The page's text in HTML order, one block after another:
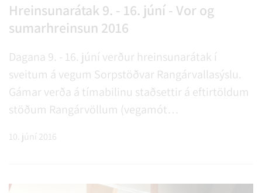
Hreinsunarátak 9. - 16. júní - Vor og
sumarhreinsun 2016
Dagana 9. - 16. júní verður hreinsunarátak í
sveitum á vegum Sorpstöðvar Rangárvallasýslu.
Gámar verða á tímabilinu staðsettir á eftirtöldum
stöðum Rangárvöllum (vegamót
Þykkvabæ, Hellu og Landvegamótum. Sjá nánar í
10. júní 2016